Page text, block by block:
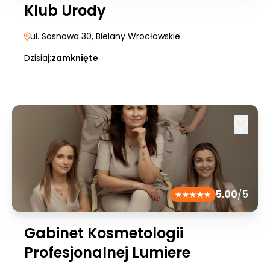
Klub Urody
ul. Sosnowa 30, Bielany Wrocławskie
Dzisiaj:zamknięte
5.00/5
Gabinet Kosmetologii
Profesjonalnej Lumiere